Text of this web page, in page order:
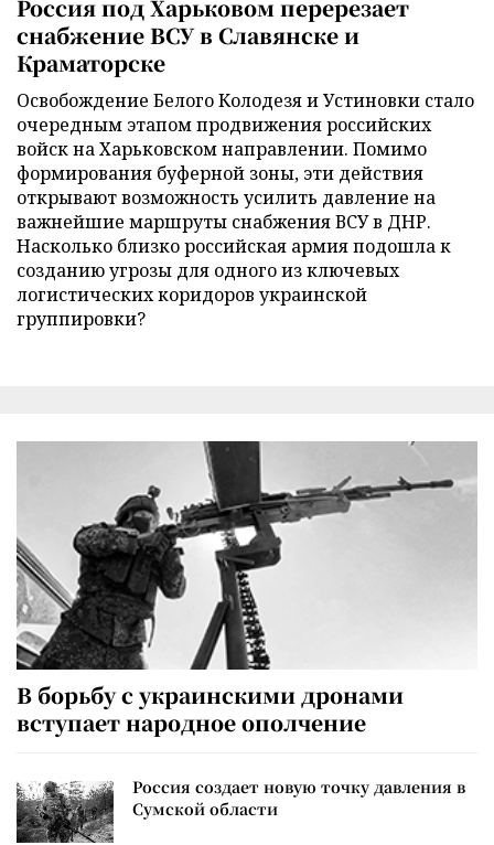
Россия под Харьковом перерезает
снабжение ВСУ в Славянске и
Краматорске
Освобождение Белого Колодезя и Устиновки стало
очередным этапом продвижения российских
войск на Харьковском направлении. Помимо
формирования буферной зоны, эти действия
открывают возможность усилить давление на
важнейшие маршруты снабжения ВСУ в ДНР.
Насколько близко российская армия подошла к
созданию угрозы для одного из ключевых
логистических коридоров украинской
группировки?
В борьбу с украинскими дронами
вступает народное ополчение
Россия создает новую точку давления в
Сумской области